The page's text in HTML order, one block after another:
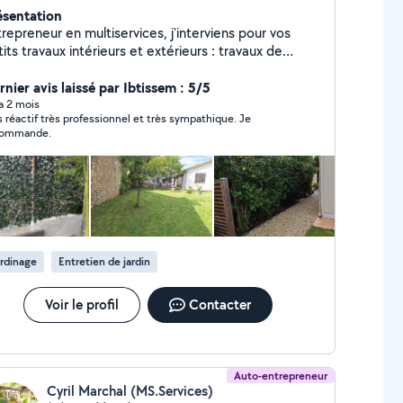
en multiservices, j'interviens pour vos
travaux intérieurs et extérieurs : travaux de
clôture, ... Professionnel déclaré, je
à fournir un travail soigné, ponctuel et réalisé
le respect des règles et des délais annoncés.
prestations sont éligibles au crédit d'impôt
à la Personne (50%), selon la réglementation
Devis clair et gratuit. Intervention rapide.
avis laissé par Ibtissem : 5/5
2 mois
réactif très professionnel et très sympathique. Je
Entretien de jardin
Voir le profil Contacter
Auto-entrepreneur
Cyril Marchal (MS.Services)